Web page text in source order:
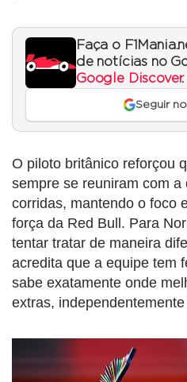
Faça o
de notícias no
Google Discover.
Seguir
O piloto britânico reforçou
sempre se reuniram com a
corridas, mantendo o foco
força da Red Bull. Para
tentar tratar de maneira
acredita que a equipe tem
sabe exatamente onde
extras,